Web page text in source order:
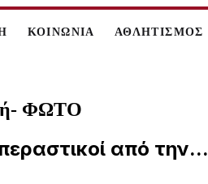
ΚΟΙΝΩΝΙΑ ΑΘΛΗΤΙΣΜΟΣ
ΦΩΤΟ
από την...